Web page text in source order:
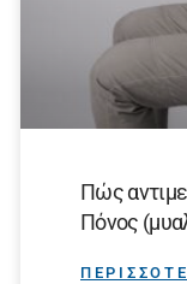
Πώς
Πόνος